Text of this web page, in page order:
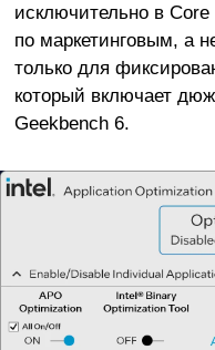
исключительно в
по маркетинговым, а
только для
который включает
Geekbench 6.